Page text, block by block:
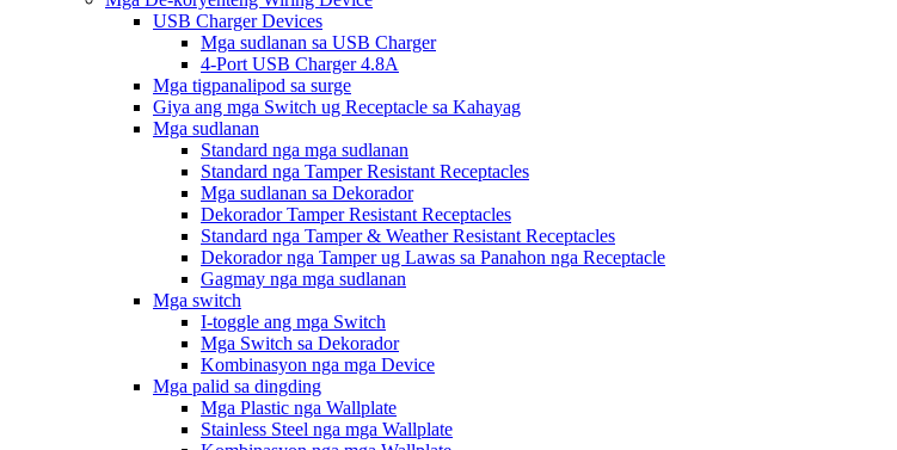
USB Charger Devices
Mga sudlanan sa USB Charger
4-Port USB Charger 4.8A
Mga tigpanalipod sa surge
Giya ang mga Switch ug Receptacle sa Kahayag
Mga sudlanan
Standard nga mga sudlanan
Standard nga Tamper Resistant Receptacles
Mga sudlanan sa Dekorador
Dekorador Tamper Resistant Receptacles
Standard nga Tamper & Weather Resistant Receptacles
Dekorador nga Tamper ug Lawas sa Panahon nga Receptacle
Gagmay nga mga sudlanan
Mga switch
I-toggle ang mga Switch
Mga Switch sa Dekorador
Kombinasyon nga mga Device
Mga palid sa dingding
Mga Plastic nga Wallplate
Stainless Steel nga mga Wallplate